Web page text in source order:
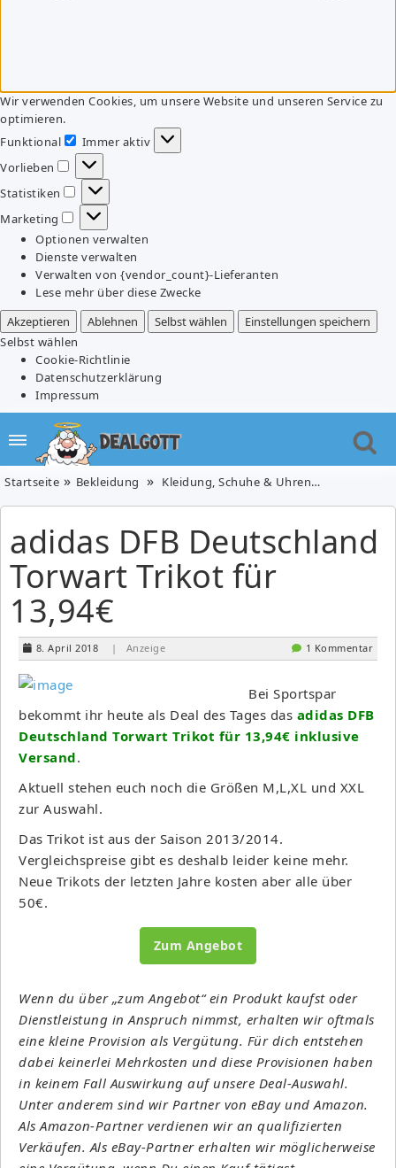
Wir verwenden Cookies, um unsere Website und unseren Service zu
optimieren.
Funktional
Funktional
Immer aktiv
Vorlieben
Vorlieben
Statistiken
Statistiken
Marketing
Marketing
Optionen verwalten
Dienste verwalten
Verwalten von {vendor_count}-Lieferanten
Lese mehr über diese Zwecke
Akzeptieren
Ablehnen Selbst wählen
Einstellungen speichern
Selbst wählen
Cookie-Richtlinie
Datenschutzerklärung
Impressum
Startseite Bekleidung Kleidung, Schuhe & Uhren
adidas DFB Deutschland
Torwart Trikot für
13,94€
8. April 2018 | Anzeige 1 Kommentar
Bei Sportspar
bekommt ihr heute als Deal des Tages das adidas DFB
Deutschland Torwart Trikot für 13,94€ inklusive
Versand.
Aktuell stehen euch noch die Größen M,L,XL und XXL
zur Auswahl.
Das Trikot ist aus der Saison 2013/2014.
Vergleichspreise gibt es deshalb leider keine mehr.
Neue Trikots der letzten Jahre kosten aber alle über
50€.
Zum Angebot
Wenn du über „zum Angebot“ ein Produkt kaufst oder
Dienstleistung in Anspruch nimmst, erhalten wir oftmals
eine kleine Provision als Vergütung. Für dich entstehen
dabei keinerlei Mehrkosten und diese Provisionen haben
in keinem Fall Auswirkung auf unsere Deal-Auswahl.
Unter anderem sind wir Partner von eBay und Amazon.
Als Amazon-Partner verdienen wir an qualifizierten
Verkäufen. Als eBay-Partner erhalten wir möglicherweise